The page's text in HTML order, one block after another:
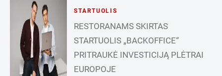
STARTUOLIS
RESTORANAMS SKIRTAS
STARTUOLIS „BACKOFFICE“
PRITRAUKĖ INVESTICIJĄ PLĖTRAI
EUROPOJE